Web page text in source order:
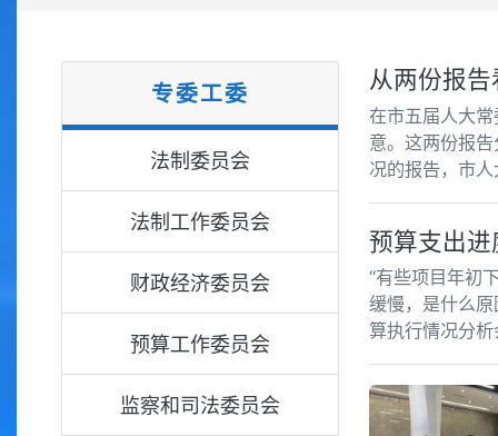
专委工委
法制委员会
法制工作委员会
财政经济委员会
预算工作委员会
监察和司法委员会
从两份报告
在市五届人大
意。这两份报
况的报告，市
预算支出
“有些项目年初
缓慢，是什么
算执行情况分